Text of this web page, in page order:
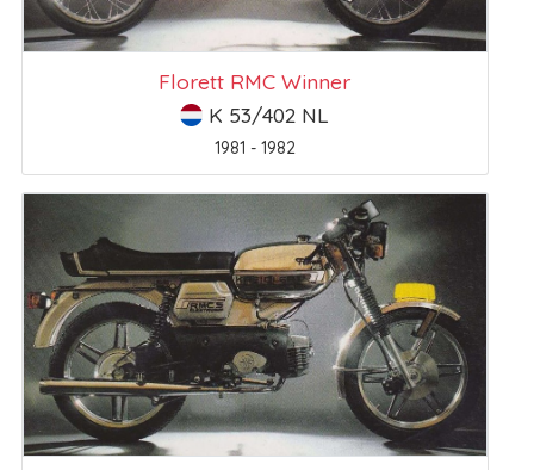
Florett RMC Winner
K 53/402 NL
1981 - 1982